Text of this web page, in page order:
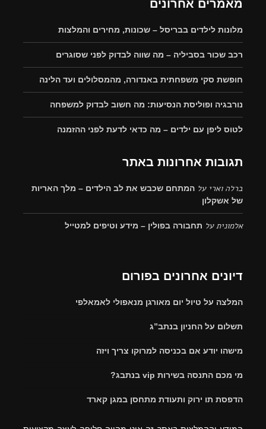
מאמרים אחרונים
מלונות לילדים בבריסל – שכונות, מחירים והמלצות
רכב שכור בסביליה – מה שווה לבדוק לפני שסוגרים
חופשת סקי משפחתית באנדורה, מהמסלולים ועד הלינה
נורבגיה ופוליסת הנסיעות: מה חשוב לבדוק למשפחה
לטוס ליפן עם ילדים – מה כדאי לדעת לפני ההזמנה
תגובות אחרונות באתר
ברלה וארי על המתחם שכבש את לב הילדים – מלך האריות
של אשקלון
אלמוניתעל תחבורה בפולין – מידע וטיפים למטייל
דיונים אחרונים בפורום
המלצה על טיול יום מאורגן מנאפולי לאמאלפי
תשלום על החניון בנתב”ג
מישהו יודע אם בכניסה למרוקו צריך ויזה
מי מכם התנסה בשירות vip בנתבג?
הדפסת תו ירוק ותעודת מתחסן במגן קארד